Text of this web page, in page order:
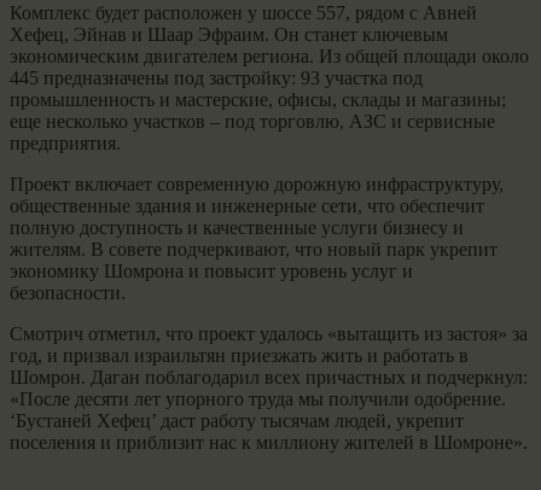
Комплекс будет расположен у шоссе 557, рядом с Авней
Хефец, Эйнав и Шаар Эфраим. Он станет ключевым
экономическим двигателем региона. Из общей площади около
445 предназначены под застройку: 93 участка под
промышленность и мастерские, офисы, склады и магазины;
еще несколько участков – под торговлю, АЗС и сервисные
предприятия.
Проект включает современную дорожную инфраструктуру,
общественные здания и инженерные сети, что обеспечит
полную доступность и качественные услуги бизнесу и
жителям. В совете подчеркивают, что новый парк укрепит
экономику Шомрона и повысит уровень услуг и
безопасности.
Смотрич отметил, что проект удалось «вытащить из застоя» за
год, и призвал израильтян приезжать жить и работать в
Шомрон. Даган поблагодарил всех причастных и подчеркнул:
«После десяти лет упорного труда мы получили одобрение.
‘Бустаней Хефец’ даст работу тысячам людей, укрепит
поселения и приблизит нас к миллиону жителей в Шомроне».